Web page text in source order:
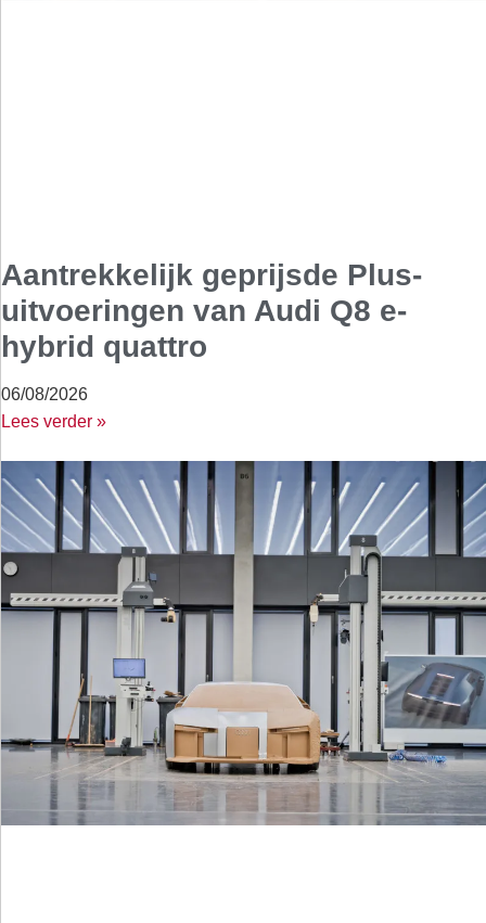
Aantrekkelijk geprijsde Plus-
uitvoeringen van Audi Q8 e-
hybrid quattro
06/08/2026
Lees verder »